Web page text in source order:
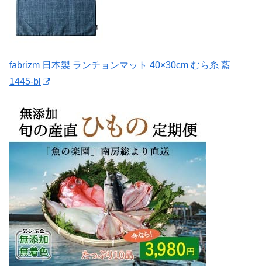
fabrizm 日本製 ランチョンマット 40×30cm むら糸 藍
1445-bl